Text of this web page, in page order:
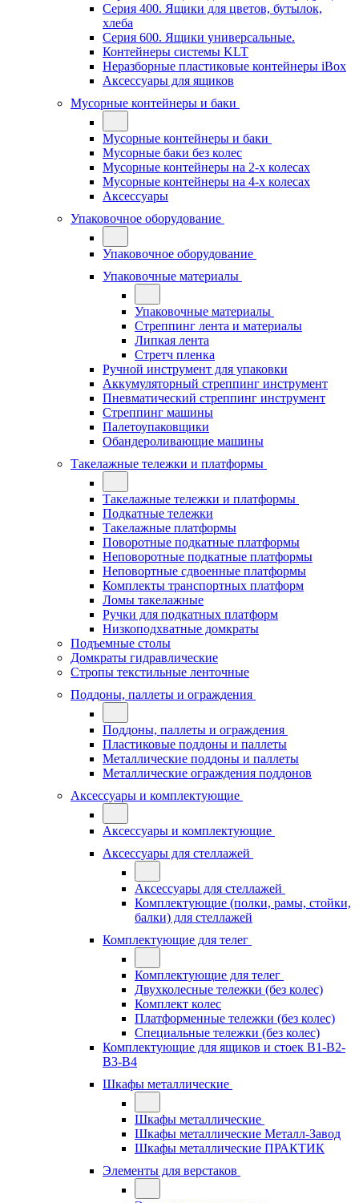
Серия 400. Ящики для цветов, бутылок,
хлеба
Серия 600. Ящики универсальные.
Контейнеры системы KLT
Неразборные пластиковые контейнеры iBox
Аксессуары для ящиков
Мусорные контейнеры и баки
Мусорные контейнеры и баки
Мусорные баки без колес
Мусорные контейнеры на 2-х колесах
Мусорные контейнеры на 4-х колесах
Аксессуары
Упаковочное оборудование
Упаковочное оборудование
Упаковочные материалы
Упаковочные материалы
Стреппинг лента и материалы
Липкая лента
Стретч пленка
Ручной инструмент для упаковки
Аккумуляторный стреппинг инструмент
Пневматический стреппинг инструмент
Стреппинг машины
Палетоупаковщики
Обандероливающие машины
Такелажные тележки и платформы
Такелажные тележки и платформы
Подкатные тележки
Такелажные платформы
Поворотные подкатные платформы
Неповоротные подкатные платформы
Неповортные сдвоенные платформы
Комплекты транспортных платформ
Ломы такелажные
Ручки для подкатных платформ
Низкоподхватные домкраты
Подъемные столы
Домкраты гидравлические
Стропы текстильные ленточные
Поддоны, паллеты и ограждения
Поддоны, паллеты и ограждения
Пластиковые поддоны и паллеты
Металлические поддоны и паллеты
Металлические ограждения поддонов
Аксессуары и комплектующие
Аксессуары и комплектующие
Аксессуары для стеллажей
Аксессуары для стеллажей
Комплектующие (полки, рамы, стойки,
балки) для стеллажей
Комплектующие для телег
Комплектующие для телег
Двухколесные тележки (без колес)
Комплект колес
Платформенные тележки (без колес)
Специальные тележки (без колес)
Комплектующие для ящиков и стоек В1-В2-
В3-В4
Шкафы металлические
Шкафы металлические
Шкафы металлические Металл-Завод
Шкафы металлические ПРАКТИК
Элементы для верстаков